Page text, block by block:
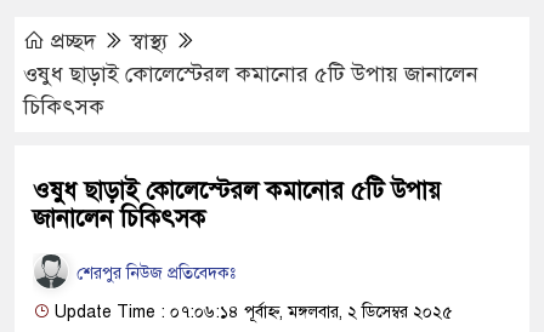
প্রচ্ছদ
স্বাস্থ্য
ওষুধ ছাড়াই কোলেস্টেরল কমানোর ৫টি উপায় জানালেন
চিকিৎসক
ওষুধ ছাড়াই কোলেস্টেরল কমানোর ৫টি উপায়
জানালেন চিকিৎসক
শেরপুর নিউজ প্রতিবেদকঃ
Update Time : ০৭:০৬:১৪ পূর্বাহ্ন, মঙ্গলবার, ২ ডিসেম্বর ২০২৫